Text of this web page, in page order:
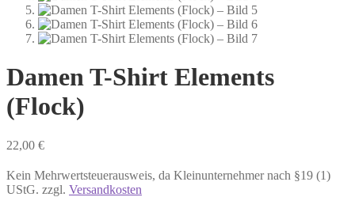
Damen T-Shirt Elements
(Flock)
22,00 €
Kein Mehrwertsteuerausweis, da Kleinunternehmer nach §19 (1)
UStG. zzgl. Versandkosten